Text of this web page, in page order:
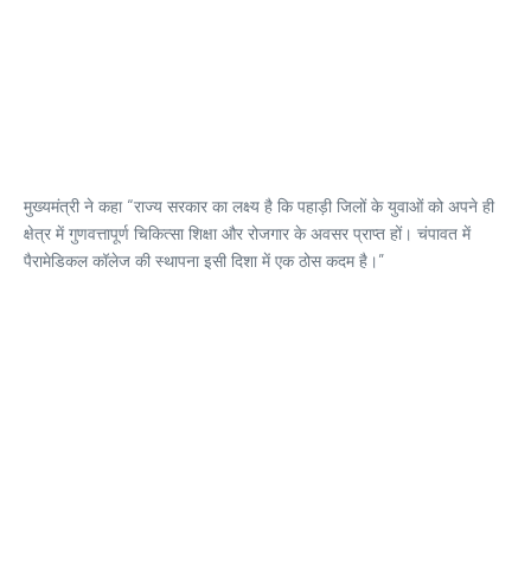
मुख्यमंत्री ने कहा “राज्य सरकार का लक्ष्य है कि पहाड़ी जिलों के युवाओं को अपने ही
क्षेत्र में गुणवत्तापूर्ण चिकित्सा शिक्षा और रोजगार के अवसर प्राप्त हों। चंपावत में
पैरामेडिकल कॉलेज की स्थापना इसी दिशा में एक ठोस कदम है।”